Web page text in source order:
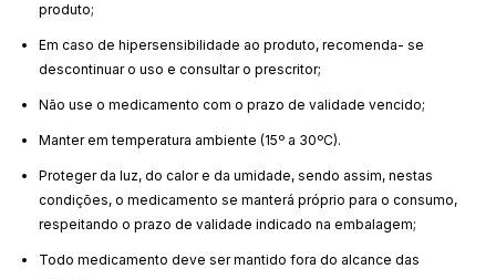
produto;
Em caso de hipersensibilidade ao produto, recomenda- se
descontinuar o uso e consultar o prescritor;
Não use o medicamento com o prazo de validade vencido;
Manter em temperatura ambiente (15º a 30ºC).
Proteger da luz, do calor e da umidade, sendo assim, nestas
condições, o medicamento se manterá próprio para o consumo,
respeitando o prazo de validade indicado na embalagem;
Todo medicamento deve ser mantido fora do alcance das